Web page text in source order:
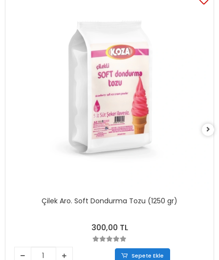
Çilek Aro. Soft Dondurma Tozu (1250 gr)
300,00 TL
Sepete Ekle